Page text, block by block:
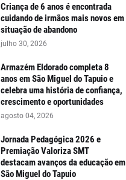
Criança de 6 anos é encontrada
cuidando de irmãos mais novos em
situação de abandono
julho 30, 2026
Armazém Eldorado completa 8
anos em São Miguel do Tapuio e
celebra uma história de confiança,
crescimento e oportunidades
agosto 04, 2026
Jornada Pedagógica 2026 e
Premiação Valoriza SMT
destacam avanços da educação em
São Miguel do Tapuio